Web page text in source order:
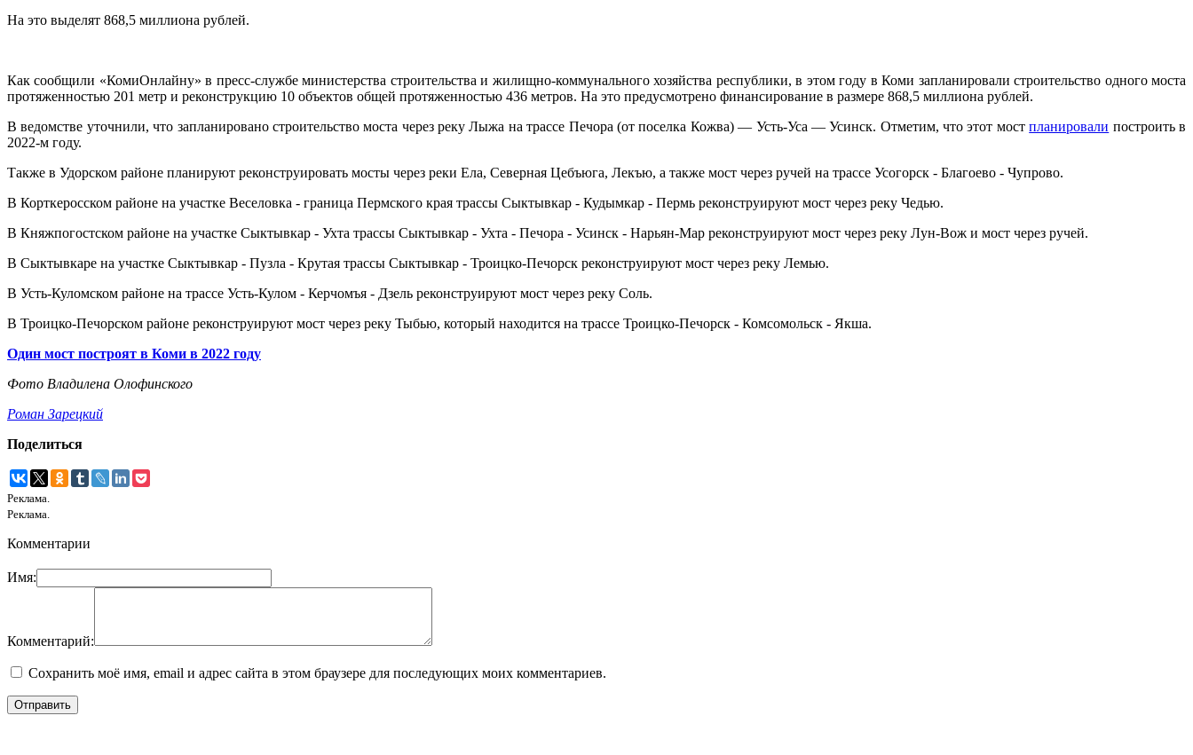
На это выделят 868,5 миллиона рублей.
Как сообщили «КомиОнлайну» в пресс-службе министерства строительства и жилищно-коммунального хозяйства республики, в этом году в Коми запланировали строительство одного моста
протяженностью 201 метр и реконструкцию 10 объектов общей протяженностью 436 метров. На это предусмотрено финансирование в размере 868,5 миллиона рублей.
В ведомстве уточнили, что запланировано строительство моста через реку Лыжа на трассе Печора (от поселка Кожва) — Усть-Уса — Усинск. Отметим, что этот мостпланировали построить в
2022-м году.
Также в Удорском районе планируют реконструировать мосты через реки Ела, Северная Цебъюга, Лекъю, а также мост через ручей на трассе Усогорск - Благоево - Чупрово.
В Корткеросском районе на участке Веселовка - граница Пермского края трассы Сыктывкар - Кудымкар - Пермь реконструируют мост через реку Чедью.
В Княжпогостском районе на участке Сыктывкар - Ухта трассы Сыктывкар - Ухта - Печора - Усинск - Нарьян-Мар реконструируют мост через реку Лун-Вож и мост через ручей.
В Сыктывкаре на участке Сыктывкар - Пузла - Крутая трассы Сыктывкар - Троицко-Печорск реконструируют мост через реку Лемью.
В Усть-Куломском районе на трассе Усть-Кулом - Керчомъя - Дзель реконструируют мост через реку Соль.
В Троицко-Печорском районе реконструируют мост через реку Тыбью, который находится на трассе Троицко-Печорск - Комсомольск - Якша.
Один мост построят в Коми в 2022 году
Фото Владилена Олофинского
Роман Зарецкий
Поделиться
Реклама.
Реклама.
Комментарии
Имя:
Комментарий:
Сохранить моё имя, email и адрес сайта в этом браузере для последующих моих комментариев.